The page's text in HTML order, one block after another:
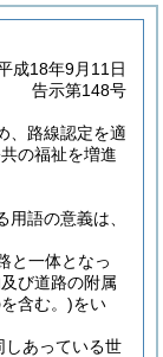
成18年9月11日
告示第148号
、路線認定を適
の福祉を増進
用語の意義は、
と一体となっ
び道路の附属
含む。)をい
あっている世